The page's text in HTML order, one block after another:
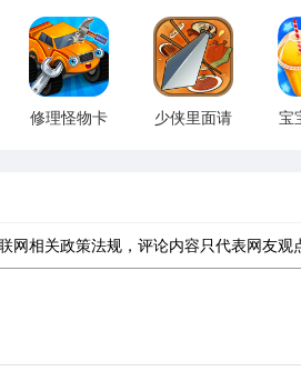
修理怪物卡
少侠里面请
宝
网相关政策法规，评论内容只代表网友观